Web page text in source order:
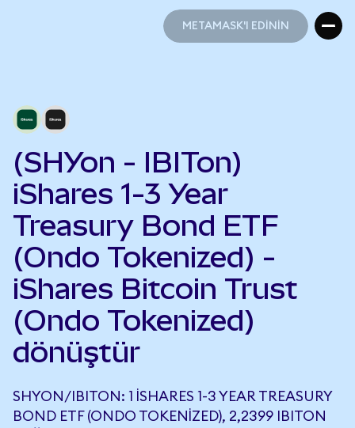
METAMASK'I EDİNİN
(SHYon - IBITon)
iShares 1-3 Year
Treasury Bond ETF
(Ondo Tokenized) -
iShares Bitcoin Trust
(Ondo Tokenized)
dönüştür
SHYON/IBITON: 1 ISHARES 1-3 YEAR TREASURY
BOND ETF (ONDO TOKENIZED), 2,2399 IBITON